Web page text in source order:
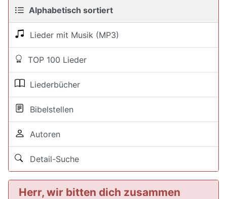
Alphabetisch sortiert
Lieder mit Musik (MP3)
TOP 100 Lieder
Liederbücher
Bibelstellen
Autoren
Detail-Suche
Herr, wir bitten dich zusammen